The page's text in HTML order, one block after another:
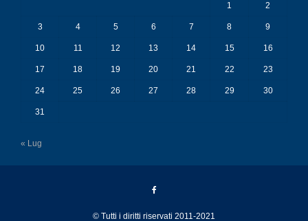
1 2
3 4 5 6 7 8 9
10 11 12 13 14 15 16
17 18 19 20 21 22 23
24 25 26 27 28 29 30
31
« Lug
© Tutti i diritti riservati 2011-2021